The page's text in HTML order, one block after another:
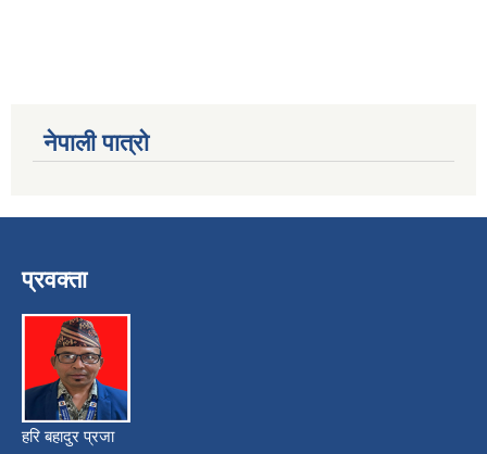
नेपाली पात्रो
प्रवक्ता
हरि बहादुर प्रजा